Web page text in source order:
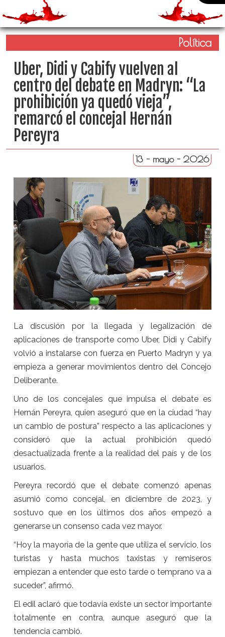
Política
Uber, Didi y Cabify vuelven al
centro del debate en Madryn: “La
prohibición ya quedó vieja”,
remarcó el concejal Hernán
Pereyra
13 - mayo - 2026
La discusión por la llegada y legalización de
aplicaciones de transporte como Uber, Didi y Cabify
volvió a instalarse con fuerza en Puerto Madryn y ya
empieza a generar movimientos dentro del Concejo
Deliberante.
Uno de los concejales que impulsa el debate es
Hernán Pereyra, quien aseguró que en la ciudad “hay
un cambio de postura” respecto a las aplicaciones y
consideró que la actual prohibición quedó
desactualizada frente a la realidad del país y de los
usuarios.
Pereyra recordó que el debate comenzó apenas
asumió como concejal, en diciembre de 2023, y
sostuvo que en los últimos dos años empezó a
generarse un consenso cada vez mayor.
“Hoy la mayoría de la gente que utiliza el servicio, los
turistas y hasta muchos taxistas y remiseros
empiezan a entender que esto tarde o temprano va a
suceder”, afirmó.
El edil aclaró que todavía existe un sector importante
totalmente en contra, aunque aseguró que la
tendencia cambió.